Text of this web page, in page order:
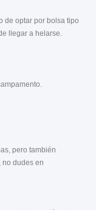
de optar por bolsa tipo
llegar a helarse.
pero también
no dudes en